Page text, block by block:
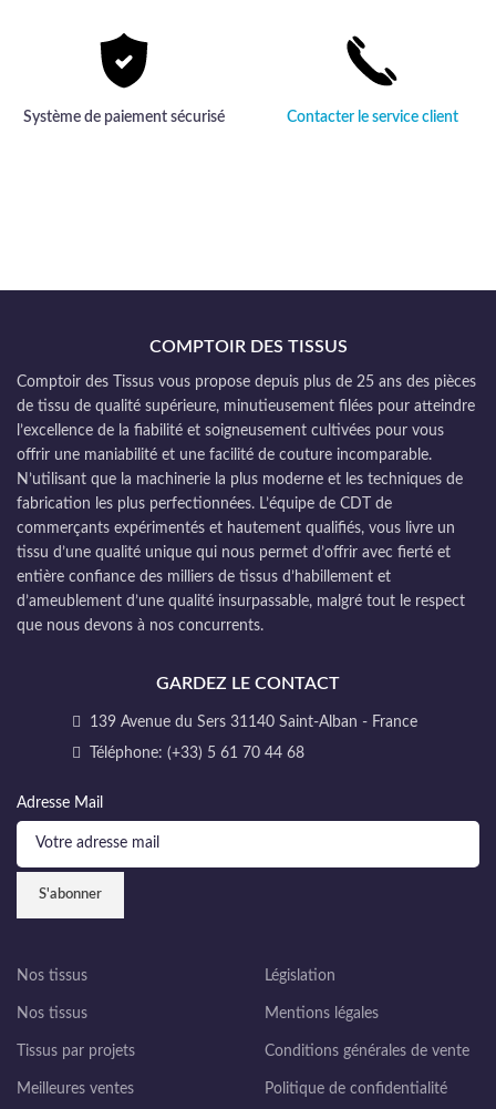
Système de paiement sécurisé Contacter le service client
COMPTOIR DES TISSUS
Comptoir des Tissus vous propose depuis plus de 25 ans des pièces
de tissu de qualité supérieure, minutieusement filées pour atteindre
l’excellence de la fiabilité et soigneusement cultivées pour vous
offrir une maniabilité et une facilité de couture incomparable.
N’utilisant que la machinerie la plus moderne et les techniques de
fabrication les plus perfectionnées. L’équipe de CDT de
commerçants expérimentés et hautement qualifiés, vous livre un
tissu d’une qualité unique qui nous permet d’offrir avec fierté et
entière confiance des milliers de tissus d’habillement et
d’ameublement d’une qualité insurpassable, malgré tout le respect
que nous devons à nos concurrents.
GARDEZ LE CONTACT
139 Avenue du Sers 31140 Saint-Alban - France
Téléphone: (+33) 5 61 70 44 68
Adresse Mail
Nos tissus
Nos tissus
Tissus par projets
Meilleures ventes
Législation
Mentions légales
Conditions générales de vente
Politique de confidentialité